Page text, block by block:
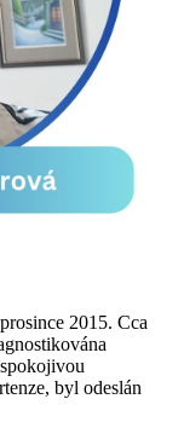
2015. Cca
byl odeslán